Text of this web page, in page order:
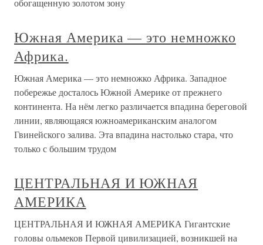
обогащенную золотом зону
Южная Америка — это немножко
Африка.
Южная Америка — это немножко Африка. Западное
побережье досталось Южной Америке от прежнего
континента. На нём легко различается впадина береговой
линии, являющаяся южноамериканским аналогом
Гвинейского залива. Эта впадина настолько стара, что
только с большим трудом
ЦЕНТРАЛЬНАЯ И ЮЖНАЯ
АМЕРИКА
ЦЕНТРАЛЬНАЯ И ЮЖНАЯ АМЕРИКА Гигантские
головы ольмеков Первой цивилизацией, возникшей на